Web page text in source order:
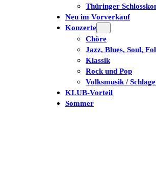
Thüringer
Neu im Vorverkauf
Konzerte
Chöre
Jazz, Blues, Soul,
Klassik
Rock und Pop
Volksmusik /
KLUB-Vorteil
Sommer